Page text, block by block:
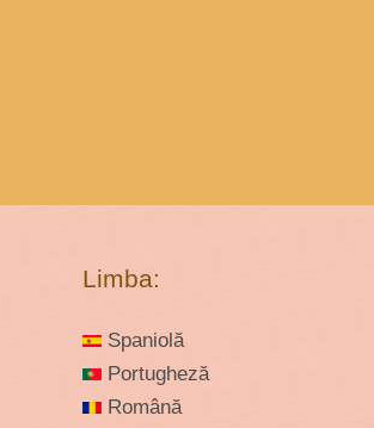
Limba:
Spaniolă
Portugheză
Română